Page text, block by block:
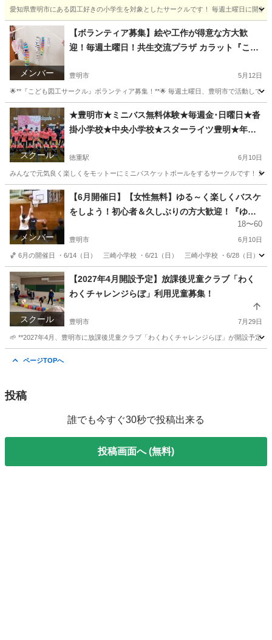
愛知県豊明市にある図工好きの小学生を対象としたサークルです！ 毎週土曜日に開
愛知 豊明市 前後駅 その他 図工
メンバー
【ボランティア募集】絵や工作が得意な方大歓
迎！毎週土曜日！共生交流プラザ カラット『こど
豊明市 5月12日
🌟**『こども図工サークル』ボランティア募集！**🌟 毎週土曜日、豊明市で活動して
愛知 豊明市 ボランティア 小学生
スクール
★豊明市★ミニバス無料体験★毎週金･日曜日★沓
掛小学校★中央小学校★スターライツ豊明★年長･
徳重駅 6月10日
みんなで元気良く楽しくをモットーにミニバスケットボールをするサークルです！
愛知 豊明市 徳重駅 その他 サークル
メンバー
【6月開催日】【女性無料】ゆる～く楽しくバスケ
をしよう！初心者＆久しぶりの方大歓迎！『ゆる
18〜60
豊明市 6月10日
🏀 6月の開催日 ・6/14（日） 三崎小学校 ・6/21（日） 三崎小学校 ・6/28（日）
愛知 豊明市 バスケットボール バスケ
スクール
【2027年4月開設予定】放課後児童クラブ「わく
わくチャレンジらぼ」利用児童募集！
豊明市 7月29日
🌱 **2027年4月、豊明市に放課後児童クラブ「わくわくチャレンジらぼ」が開設予定
ページTOPへ
投稿
誰でも今すぐ30秒で投稿出来る
投稿画面へ (無料)